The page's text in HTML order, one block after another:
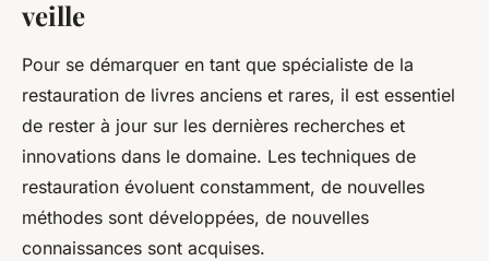
veille
Pour se démarquer en tant que spécialiste de la
restauration de livres anciens et rares, il est essentiel
de rester à jour sur les dernières recherches et
innovations dans le domaine. Les techniques de
restauration évoluent constamment, de nouvelles
méthodes sont développées, de nouvelles
connaissances sont acquises.